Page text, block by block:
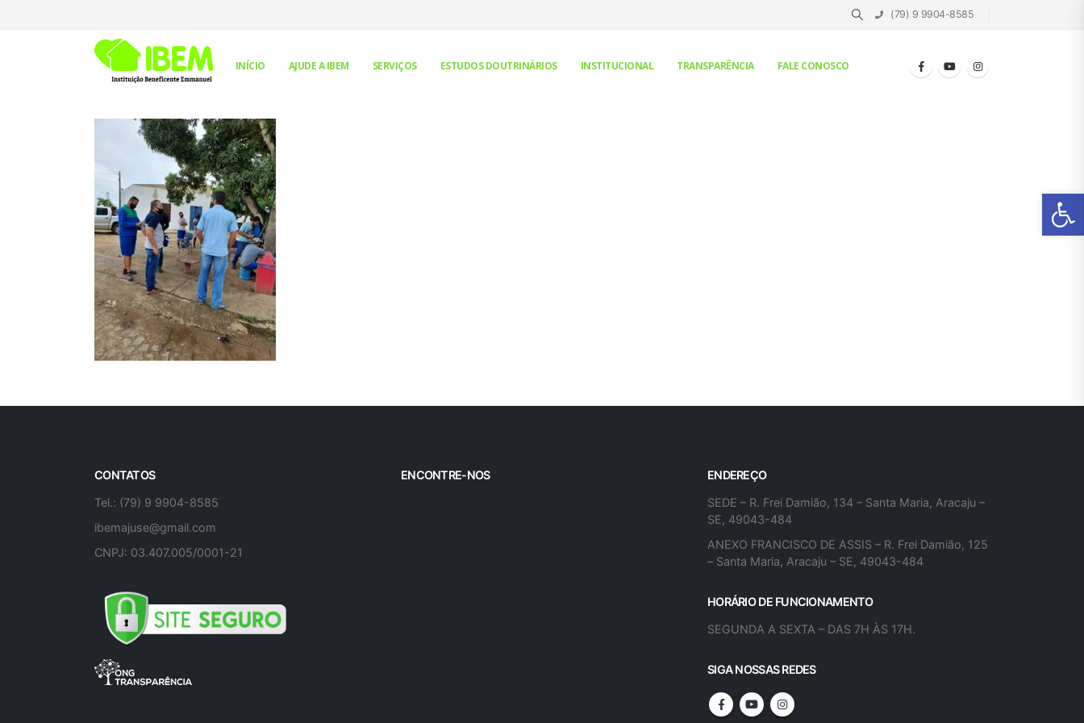
(79) 9 9904-8585
INÍCIO AJUDE A IBEM SERVIÇOS ESTUDOS DOUTRINÁRIOS INSTITUCIONAL TRANSPARÊNCIA FALE CONOSCO
CONTATOS
Tel.: (79) 9 9904-8585
ibemajuse@gmail.com
CNPJ: 03.407.005/0001-21
ENCONTRE-NOS
ENDEREÇO
SEDE – R. Frei Damião, 134 – Santa Maria, Aracaju –
SE, 49043-484
ANEXO FRANCISCO DE ASSIS – R. Frei Damião, 125
– Santa Maria, Aracaju – SE, 49043-484
HORÁRIO DE FUNCIONAMENTO
SEGUNDA A SEXTA – DAS 7H ÀS 17H.
SIGA NOSSAS REDES